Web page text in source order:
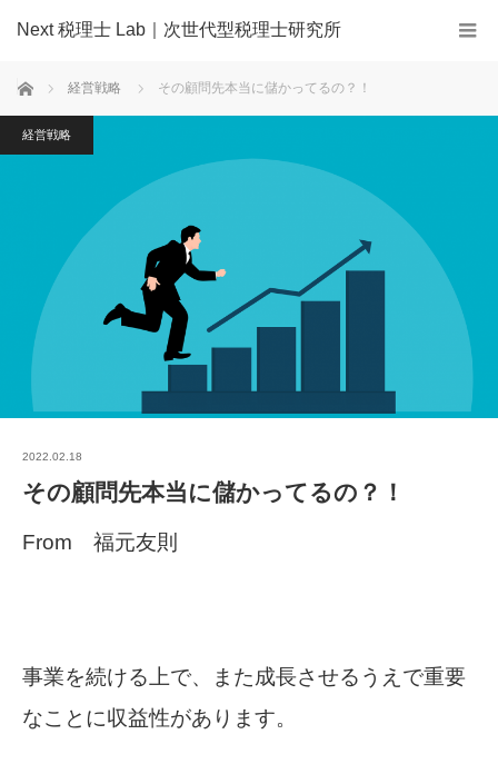
Next 税理士 Lab｜次世代型税理士研究所
ホーム 経営戦略 その顧問先本当に儲かってるの？！
経営戦略
2022.02.18
その顧問先本当に儲かってるの？！
From 福元友則
事業を続ける上で、また成長させるうえで重要
なことに収益性があります。